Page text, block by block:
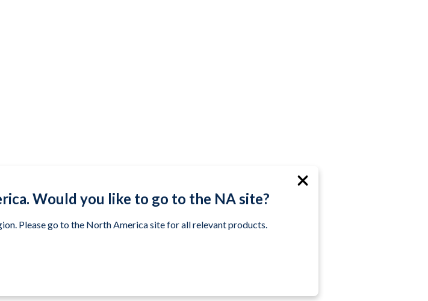
Would you like to go to the NA site?
Please go to the North America site for all relevant products.